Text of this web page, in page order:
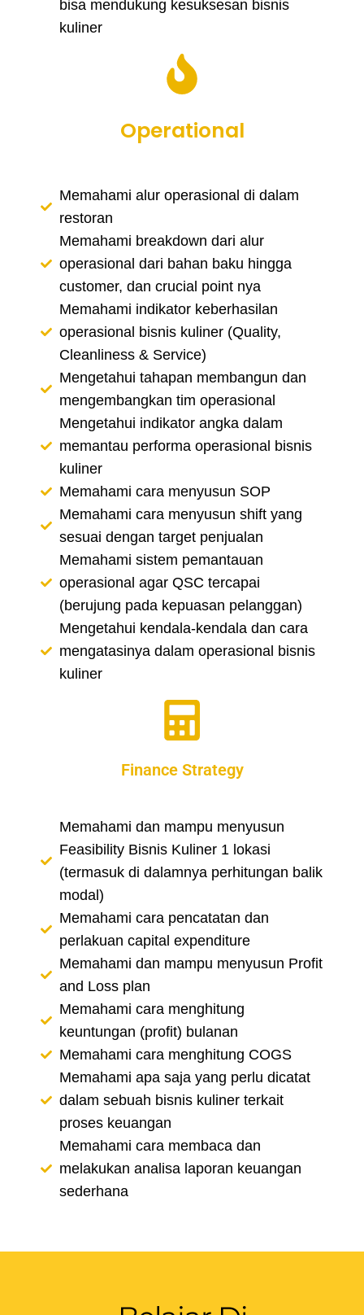
bisa mendukung kesuksesan bisnis
kuliner
Operational
Memahami alur operasional di dalam
restoran
Memahami breakdown dari alur
operasional dari bahan baku hingga
customer, dan crucial point nya
Memahami indikator keberhasilan
operasional bisnis kuliner (Quality,
Cleanliness & Service)
Mengetahui tahapan membangun dan
mengembangkan tim operasional
Mengetahui indikator angka dalam
memantau performa operasional bisnis
kuliner
Memahami cara menyusun SOP
Memahami cara menyusun shift yang
sesuai dengan target penjualan
Memahami sistem pemantauan
operasional agar QSC tercapai
(berujung pada kepuasan pelanggan)
Mengetahui kendala-kendala dan cara
mengatasinya dalam operasional bisnis
kuliner
Finance Strategy
Memahami dan mampu menyusun
Feasibility Bisnis Kuliner 1 lokasi
(termasuk di dalamnya perhitungan balik
modal)
Memahami cara pencatatan dan
perlakuan capital expenditure
Memahami dan mampu menyusun Profit
and Loss plan
Memahami cara menghitung
keuntungan (profit) bulanan
Memahami cara menghitung COGS
Memahami apa saja yang perlu dicatat
dalam sebuah bisnis kuliner terkait
proses keuangan
Memahami cara membaca dan
melakukan analisa laporan keuangan
sederhana